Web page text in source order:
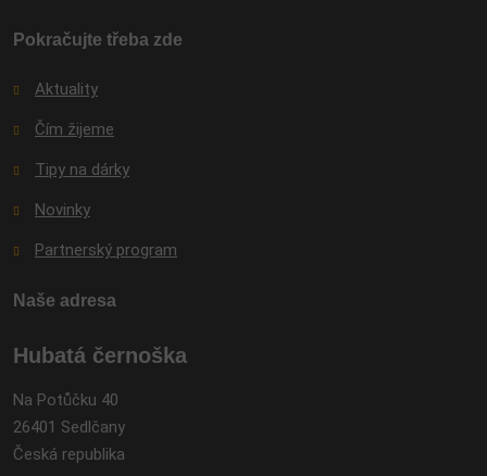
odeslat.
Pokračujte třeba zde
Aktuality
Čím žijeme
Tipy na dárky
Novinky
Partnerský program
Naše adresa
Hubatá černoška
Na Potůčku 40
26401 Sedlčany
Česká republika